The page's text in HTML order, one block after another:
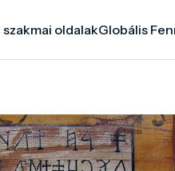
oldalakGlobális